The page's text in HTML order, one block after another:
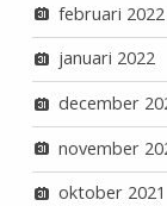
februari 2022
januari 2022
december
november
oktober 2021